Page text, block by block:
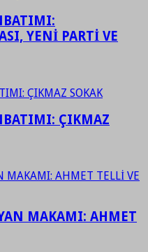
YENİ PARTİ VE
ÇIKMAZ
MAKAMI: AHMET